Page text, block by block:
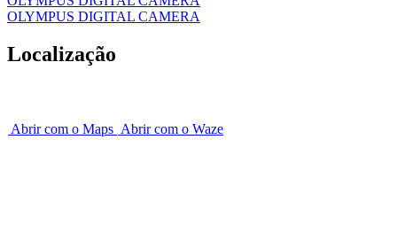
OLYMPUS DIGITAL CAMERA
Localização
Abrir com o Maps Abrir com o Waze